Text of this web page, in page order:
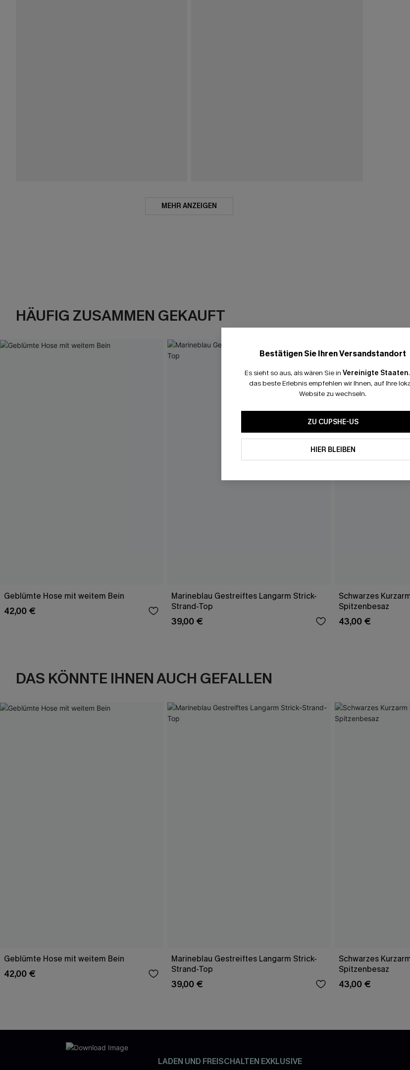
MEHR ANZEIGEN
HÄUFIG ZUSAMMEN GEKAUFT
Geblümte Hose mit weitem Bein
42,00 €
Marineblau Gestreiftes Langarm Strick-
Strand-Top
39,00 €
Schwarzes
Spitzenbesaz
43,00 €
DAS KÖNNTE IHNEN AUCH GEFALLEN
Geblümte Hose mit weitem Bein
42,00 €
Marineblau Gestreiftes Langarm Strick-
Strand-Top
39,00 €
Schwarzes
Spitzenbesaz
43,00 €
LADEN UND FREISCHALTEN EXKLUSIVE
Bestätigen Sie Ihren Versandstandort
Es sieht so aus, als wären Sie in Vereinigte Staaten.
das beste Erlebnis empfehlen wir Ihnen, auf Ihre
Website zu wechseln.
ZU CUPSHE-US
HIER BLEIBEN